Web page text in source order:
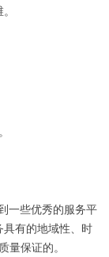
一些优秀的服务平
具有的地域性、时
量保证的。